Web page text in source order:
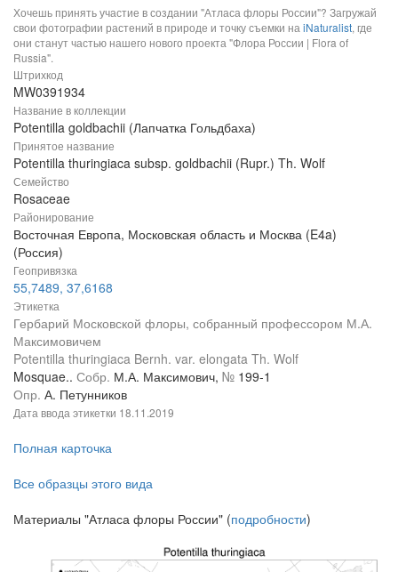
Хочешь принять участие в создании "Атласа флоры России"? Загружай
свои фотографии растений в природе и точку съемки наiNaturalist, где
они станут частью нашего нового проекта "Флора России | Flora of
Russia".
Штрихкод
MW0391934
Название в коллекции
Potentilla goldbachii (Лапчатка Гольдбаха)
Принятое название
Potentilla thuringiaca subsp. goldbachii (Rupr.) Th. Wolf
Семейство
Rosaceae
Районирование
Восточная Европа, Московская область и Москва (E4a)
(Россия)
Геопривязка
55,7489, 37,6168
Этикетка
Гербарий Московской флоры, собранный профессором М.А.
Максимовичем
Potentilla thuringiaca Bernh. var. elongata Th. Wolf
Mosquae.. Собр. М.А. Максимович, № 199-1
Опр. А. Петунников
Дата ввода этикетки 18.11.2019
Полная карточка
Все образцы этого вида
Материалы "Атласа флоры России" (подробности)